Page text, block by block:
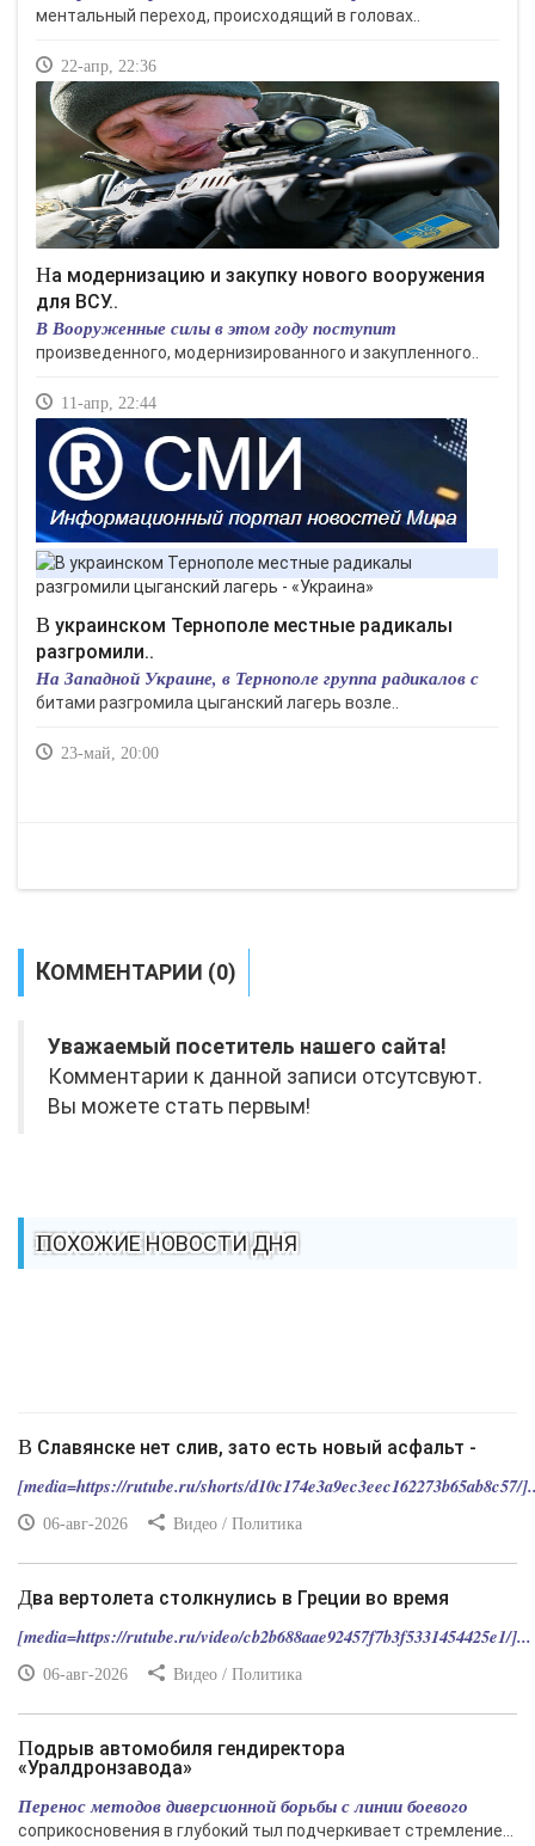
ментальный переход, происходящий в головах..
22-апр, 22:36
На модернизацию и закупку нового вооружения
для ВСУ..
В Вооруженные силы в этом году поступит
произведенного, модернизированного и закупленного..
11-апр, 22:44
В украинском Тернополе местные радикалы
разгромили..
На Западной Украине, в Тернополе группа радикалов с
битами разгромила цыганский лагерь возле..
23-май, 20:00
КОММЕНТАРИИ (0)
Уважаемый посетитель нашего сайта!
Комментарии к данной записи отсутсвуют.
Вы можете стать первым!
ПОХОЖИЕ НОВОСТИ ДНЯ
В Славянске нет слив, зато есть новый асфальт -
[media=https://rutube.ru/shorts/d10c174e3a9ec3eec162273b65ab8c57/
06-авг-2026 Видео / Политика
Два вертолета столкнулись в Греции во время
[media=https://rutube.ru/video/cb2b688aae92457f7b3f5331454425e1/]...
06-авг-2026 Видео / Политика
Подрыв автомобиля гендиректора
«Уралдронзавода»
Перенос методов диверсионной борьбы с линии боевого
соприкосновения в глубокий тыл подчеркивает стремление...